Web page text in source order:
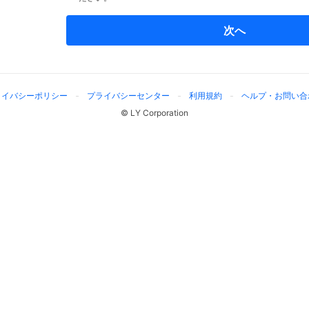
次へ
バシーポリシー プライバシーセンター 利用規約
ヘルプ・お問い
© LY Corporation